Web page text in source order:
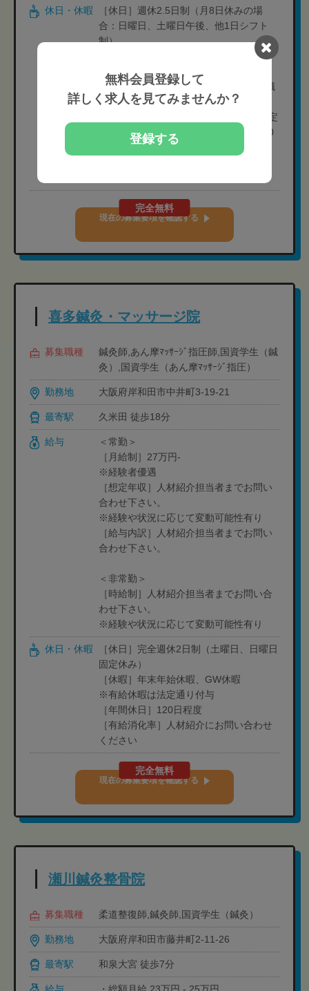
休日・休暇
［休日］週休2.5日制（月8日休みの場
合：日曜日、土曜日午後、他1日シフト
制）
［休暇］年末年始休暇（有給計画消化）
※有給休暇は法定通り付与
［特別休暇］ 経験者・院長候補・院長職
で管理資格（管理柔道整復師・管理鍼灸
師）をお持ちの場合、入社6ヶ月後に法定
の有給休暇と特別休暇を合わせて、計20
日間の休暇を付与。
完全無料
現在の募集要項を確認する
喜多鍼灸・マッサージ院
募集職種
鍼灸師,あん摩ﾏｯｻｰｼﾞ指圧師,国資学生（鍼
灸）,国資学生（あん摩ﾏｯｻｰｼﾞ指圧）
勤務地 大阪府岸和田市中井町3-19-21
最寄駅 久米田 徒歩18分
給与
＜常勤＞
［月給制］27万円-
※経験者優遇
［想定年収］人材紹介担当者までお問い
合わせ下さい。
※経験や状況に応じて変動可能性有り
［給与内訳］人材紹介担当者までお問い
合わせ下さい。
＜非常勤＞
［時給制］人材紹介担当者までお問い合
わせ下さい。
※経験や状況に応じて変動可能性有り
休日・休暇
［休日］完全週休2日制（土曜日、日曜日
固定休み）
［休暇］年末年始休暇、GW休暇
※有給休暇は法定通り付与
［年間休日］120日程度
［有給消化率］人材紹介にお問い合わせ
ください
完全無料
現在の募集要項を確認する
瀬川鍼灸整骨院
募集職種 柔道整復師,鍼灸師,国資学生（鍼灸）
勤務地 大阪府岸和田市藤井町2-11-26
最寄駅 和泉大宮 徒歩7分
無料会員登録して
詳しく求人を見てみませんか？
登録する